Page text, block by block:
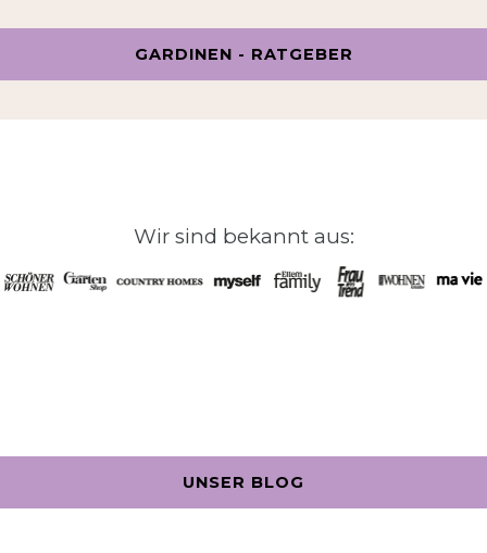
GARDINEN - RATGEBER
Wir sind bekannt aus:
UNSER BLOG